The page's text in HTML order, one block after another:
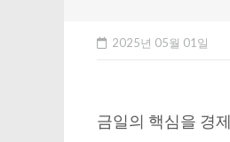
2025년 05월 01일
금일의 핵심을 경